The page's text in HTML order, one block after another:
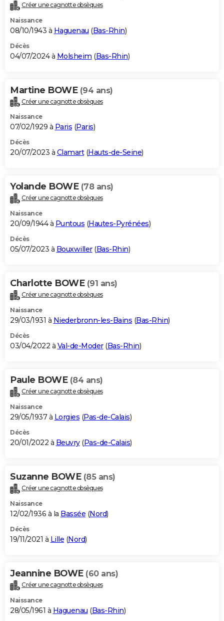
Créer une cagnotte obsèques
Naissance
08/10/1943 à Haguenau (Bas-Rhin)
Décès
04/07/2024 à Molsheim (Bas-Rhin)
Martine BOWE (94 ans)
Créer une cagnotte obsèques
Naissance
07/02/1929 à Paris (Paris)
Décès
20/07/2023 à Clamart(Hauts-de-Seine)
Yolande BOWE (78 ans)
Créer une cagnotte obsèques
Naissance
20/09/1944 à Puntous (Hautes-Pyrénées)
Décès
05/07/2023 à Bouxwiller(Bas-Rhin)
Charlotte BOWE (91 ans)
Créer une cagnotte obsèques
Naissance
29/03/1931 à Niederbronn-les-Bains (Bas-Rhin)
Décès
03/04/2022 à Val-de-Moder(Bas-Rhin)
Paule BOWE (84 ans)
Créer une cagnotte obsèques
Naissance
29/05/1937 à Lorgies (Pas-de-Calais)
Décès
20/01/2022 à Beuvry(Pas-de-Calais)
Suzanne BOWE (85 ans)
Créer une cagnotte obsèques
Naissance
12/02/1936 à la Bassée (Nord)
Décès
19/11/2021 à Lille (Nord)
Jeannine BOWE (60 ans)
Créer une cagnotte obsèques
Naissance
28/05/1961 à Haguenau (Bas-Rhin)